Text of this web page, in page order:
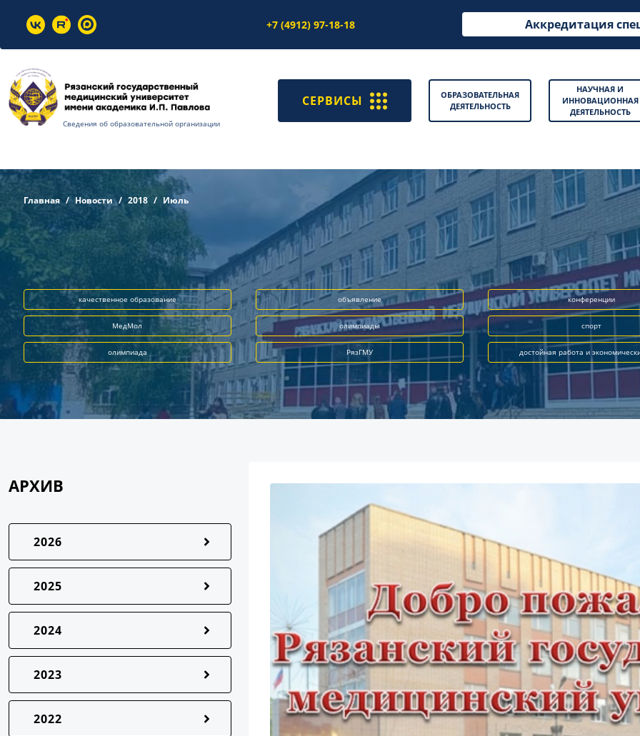
+7 (4912) 97-18-18 Аккредитация
Сведения об образовательной организации
СЕРВИСЫ
ОБРАЗОВАТЕЛЬНАЯ
ДЕЯТЕЛЬНОСТЬ
НАУЧНАЯ И
ИННОВАЦИОННАЯ
ДЕЯТЕЛЬНОСТЬ
Главная Новости 2018 Июль
качественное образование объявление конференции
МедМол олимпиады спорт
олимпиада РязГМУ достойная работа и
АРХИВ
2026
2025
2024
2023
2022